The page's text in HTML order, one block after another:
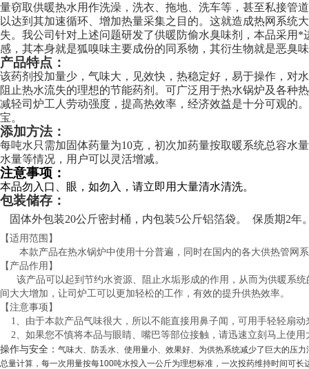
量窃取供暖热水用作洗澡，洗衣、拖地、洗车等，甚至私接管
以达到其加速循环、增加热量采集之目的。这就造成热网系统
失。 我公司针对上述问题研发了供暖防偷水臭味剂，本品采用
感，其本身就是狐嗅味主要成份的同系物，其衍生物就是恶臭
产品特点：
该药剂投加量少，气味大，见效快，热稳定好，易于操作，对
阻止热水流失的理想的节能药剂。可广泛用于热水锅炉及各种
减轻司炉工人劳动强度，提高热效率，经济效益是十分可观的
宝。
添加方法：
每吨水只需加固体药量为10克，初次加药量按取暖系统总容水
水量等情况，用户可以灵活增减。
注意事项：
本品勿入口、眼，如勿入，请立即用大量清水清洗。
包装储存：
固体外包装20公斤密封桶，内包装5公斤铝箔袋。 保质期2年
【适用范围】
本款产品在热水锅炉中使用十分普遍，同时在国内的各大供热管网
【产品作用】
该产品可以起到节约水资源、阻止水垢形成的作用，从而为供暖系
间大大增加，让司炉工可以更加轻松的工作，有效的提升供热效率。
【注意事项】
1、由于本款产品气味很大，所以不能直接用鼻子闻，可用手轻轻扇动
2、如果您不慎将本品与眼睛、嘴巴等部位接触，请迅速立刻马上使用
操作与安全： 气味大、防丢水、使用量小、效果好、为供热系统减少了巨大的压
总量计算，每一次用量按每100吨水投入一公斤为理想标准，一次投药维持时间可